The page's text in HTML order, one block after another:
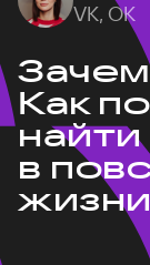
VK, ОК
Как
в
жизни